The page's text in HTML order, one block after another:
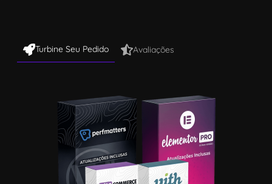
Turbine Seu Pedido Avaliações